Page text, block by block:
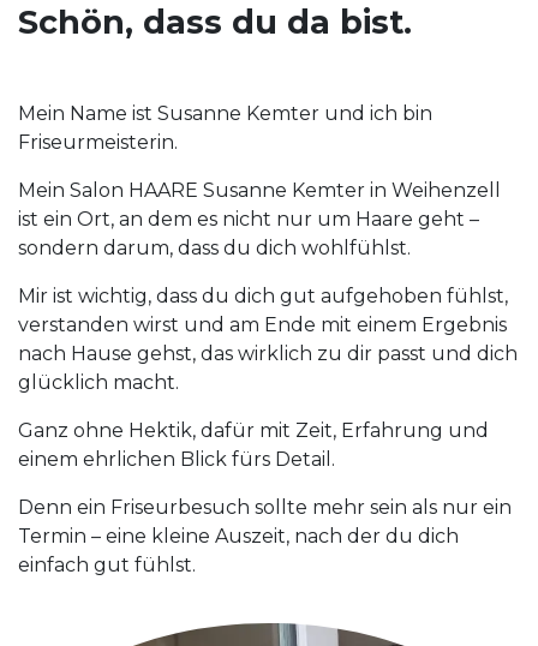
Schön, dass du da bist.
Mein Name ist Susanne Kemter und ich bin
Friseurmeisterin.
Mein Salon HAARE Susanne Kemter in Weihenzell
ist ein Ort, an dem es nicht nur um Haare geht –
sondern darum, dass du dich wohlfühlst.
Mir ist wichtig, dass du dich gut aufgehoben fühlst,
verstanden wirst und am Ende mit einem Ergebnis
nach Hause gehst, das wirklich zu dir passt und dich
glücklich macht.
Ganz ohne Hektik, dafür mit Zeit, Erfahrung und
einem ehrlichen Blick fürs Detail.
Denn ein Friseurbesuch sollte mehr sein als nur ein
Termin – eine kleine Auszeit, nach der du dich
einfach gut fühlst.